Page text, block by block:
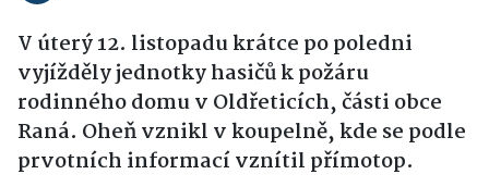
V úterý 12. listopadu krátce po poledni
vyjížděly jednotky hasičů k požáru
rodinného domu v Oldřeticích, části obce
Raná. Oheň vznikl v koupelně, kde se podle
prvotních informací vznítil přímotop.